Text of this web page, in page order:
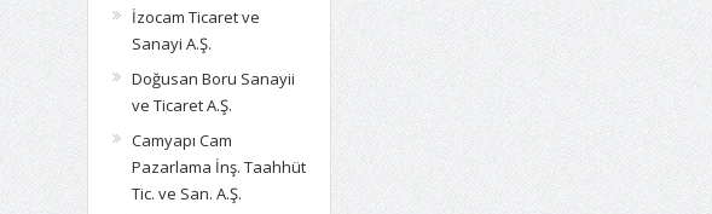
İzocam Ticaret ve
Sanayi A.Ş.
Doğusan Boru Sanayii
ve Ticaret A.Ş.
Camyapı Cam
Pazarlama İnş. Taahhüt
Tic. ve San. A.Ş.